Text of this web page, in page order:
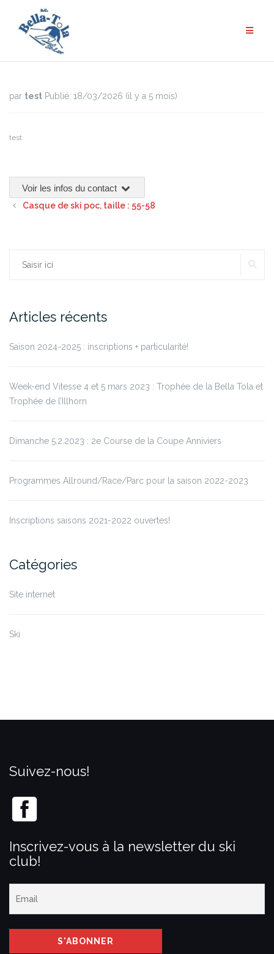
contenu
par test Publié: 18/03/2026 (il y a 5 mois)
test
Voir les infos du contact
Casque de ski poc, taille : 55-58
Rechercher :
Articles récents
Saison 2024-2025 : inscriptions + particularité!
Week-end Vitesse 4 et 5 mars 2023 : Trophée de la Bella Tola et
Trophée de l’Illhorn
Dimanche 5.2.2023 : 2e Course de la Coupe Anniviers
Programmes Allround/Race/Parc pour la saison 2022-2023
Inscriptions saisons 2021-2022 ouvertes!
Catégories
Site internet
Ski
Suivez-nous!
Inscrivez-vous à la newsletter du ski
club!